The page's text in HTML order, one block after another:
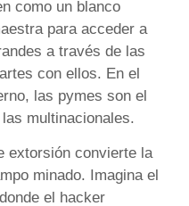
como un blanco
para acceder a
a través de las
con ellos. En el
las pymes son el
multinacionales.
extorsión convierte la
minado. Imagina el
el hacker